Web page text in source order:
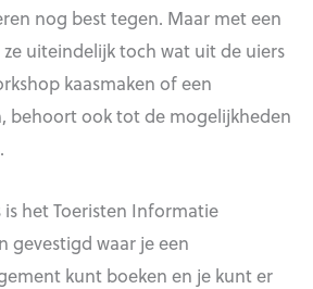
nog best tegen. Maar met een
uiteindelijk toch wat uit de uiers
kaasmaken of een
behoort ook tot de mogelijkheden
is het Toeristen Informatie
gevestigd waar je een
kunt boeken en je kunt er